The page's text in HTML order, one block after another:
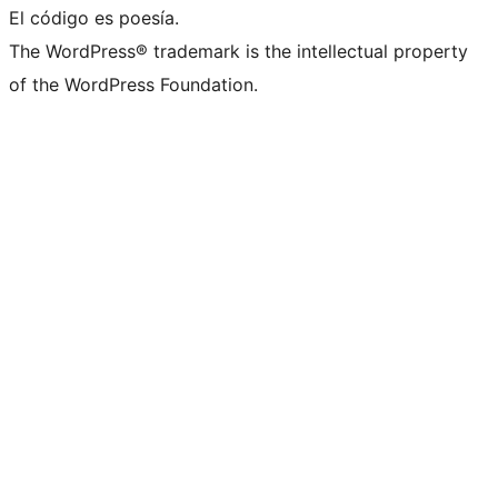
El código es poesía.
The WordPress® trademark is the intellectual property
of the WordPress Foundation.